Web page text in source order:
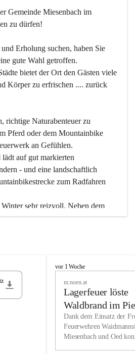
Gemeinde Miesenbach im
zu dürfen!
Erholung suchen, haben Sie
gute Wahl getroffen.
bietet der Ort den Gästen viele
Körper zu erfrischen .... zurück
richtige Naturabenteuer zu
Pferd oder dem Mountainbike
an Gefühlen.
auf gut markierten
- und eine landschaftlich
zum Radfahren
sehr reizvoll. Neben dem
auf dem nahe gelegenen Unterberg
die zum Schifahren oder
Kulturvereine.
dass Sie in Miesenbach sowie
Gaststätten und urigen
als lebens- und liebenswerten Ort.
werden ebenso groß geschrieben
M
h
vor 1 Woche
m.noen.at
Lagerfeuer löste
Waldbrand im
aus
Dank dem Einsatz der
Feuerwehren
Miesenbach und Oed